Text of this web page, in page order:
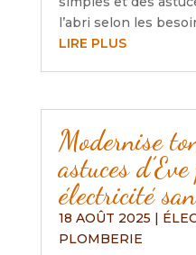
l’abri selon les
LIRE PLUS
Modernise
astuces
électricité
18 AOÛT 2025 |
PLOMBERIE